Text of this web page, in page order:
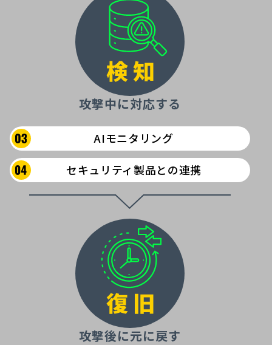
攻撃中に対応する
AIモニタリング
セキュリティ製品との連携
攻撃後に元に戻す